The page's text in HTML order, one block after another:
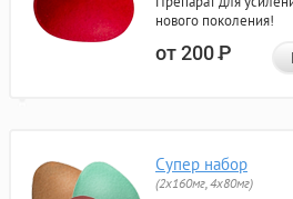
нового поколения!
от 200Р
Супер набор
(2х160мг, 4х80мг)